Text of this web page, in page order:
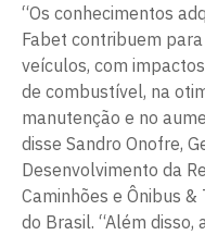
“Os conhecimentos
Fabet contribuem
veículos, com
de combustível, na
manutenção e no
disse Sandro Onofre,
Desenvolvimento da
Caminhões e Ônibus
do Brasil. “Além